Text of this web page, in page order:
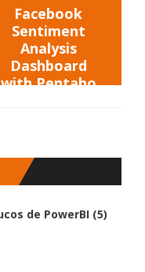
Facebook
Sentiment
Analysis
Dashboard
with Pentaho
de PowerBI (5)